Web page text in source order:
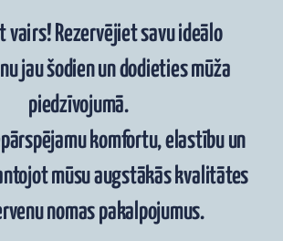
vairs! Rezervējiet savu ideālo
jau šodien un dodieties mūža
piedzīvojumā.
komfortu, elastību un
mūsu augstākās kvalitātes
nomas pakalpojumus.